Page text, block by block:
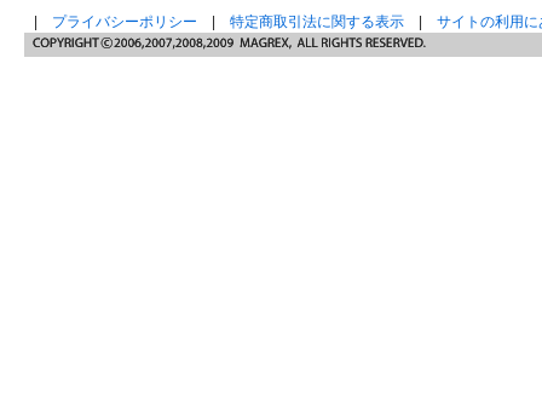
プライバシーポリシー 特定商取引法に関する表示 サイトの利用に